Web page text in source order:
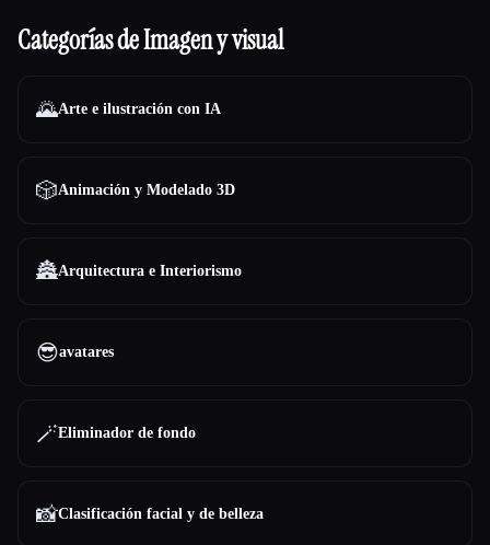
Comparar herramientas
Todas las categorías
Esc
Categorías de Imagen y visual
🌄Arte e ilustración con IA
🎲Animación y Modelado 3D
🏯Arquitectura e Interiorismo
😎avatares
🪄Eliminador de fondo
📸Clasificación facial y de belleza